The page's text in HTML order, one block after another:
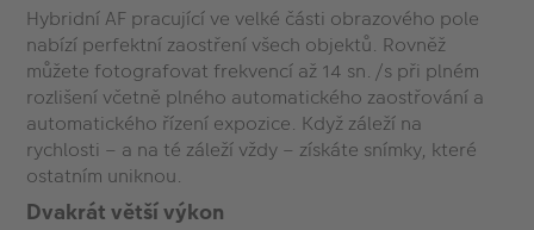
Hybridní AF pracující ve velké části obrazového pole
nabízí perfektní zaostření všech objektů. Rovněž
můžete fotografovat frekvencí až 14 sn./s při plném
rozlišení včetně plného automatického zaostřování a
automatického řízení expozice. Když záleží na
rychlosti – a na té záleží vždy – získáte snímky, které
ostatním uniknou.
Dvakrát větší výkon